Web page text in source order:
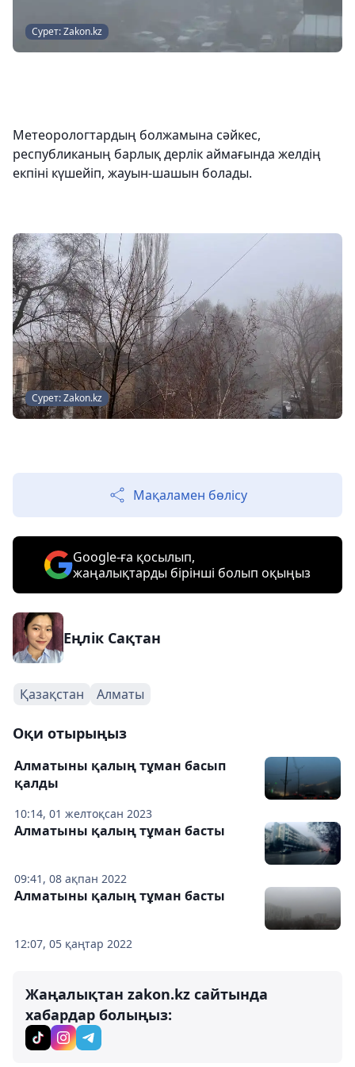
Сурет: Zakon.kz
Метеорологтардың болжамына сәйкес,
республиканың барлық дерлік аймағында желдің
екпіні күшейіп, жауын-шашын болады.
Сурет: Zakon.kz
Мақаламен бөлісу
Google-ға қосылып,
жаңалықтарды бірінші болып оқыңыз
Еңлік Сақтан
Қазақстан Алматы
Оқи отырыңыз
10:14, 01 желтоқсан 2023
Алматыны қалың тұман басып
қалды
09:41, 08 ақпан 2022
Алматыны қалың тұман басты
12:07, 05 қаңтар 2022
Алматыны қалың тұман басты
Жаңалықтан zakon.kz сайтында
хабардар болыңыз: